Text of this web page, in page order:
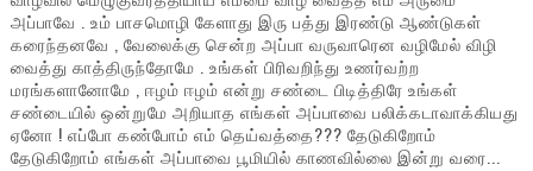
அப்பாவே . உம் பாசமொழி கேளாது இரு பத்து இரண்டு ஆண்டுகள்
கரைந்தனவே , வேலைக்கு சென்ற அப்பா வருவாரென வழிமேல் விழி
வைத்து காத்திருந்தோமே . உங்கள் பிரிவறிந்து உணர்வற்ற
மரங்களானோமே , ஈழம் ஈழம் என்று சண்டை பிடித்திரே உங்கள்
சண்டையில் ஒன்றுமே அறியாத எங்கள் அப்பாவை பலிக்கடாவாக்கியது
ஏனோ ! எப்போ கண்போம் எம் தெய்வத்தை??? தேடுகிறோம்
தேடுகிறோம் எங்கள் அப்பாவை பூமியில் காணவில்லை இன்று வரை...